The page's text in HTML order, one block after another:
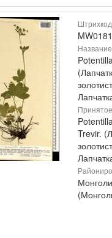
Штрихкод
Trevir.